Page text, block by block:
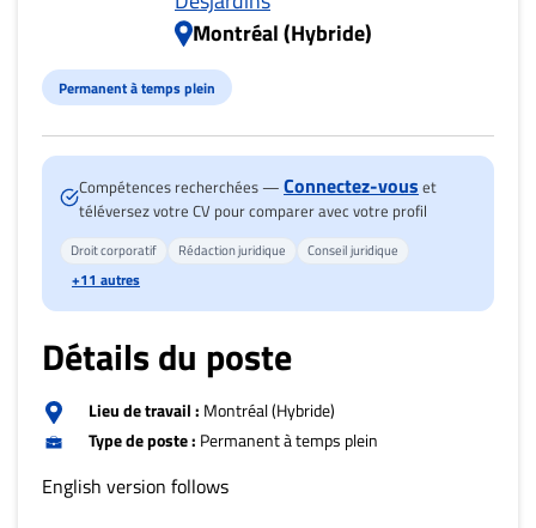
propos
Infolettre
S’abonner
Politique de
confidentialité
Montréal (Hybride)
Permanent à temps plein
Compétences recherchées — Connectez-vous et
téléversez votre CV pour comparer avec votre profil
Droit corporatif Rédaction juridique Conseil juridique
+11 autres
Détails du poste
Lieu de travail : Montréal (Hybride)
Type de poste : Permanent à temps plein
English version follows